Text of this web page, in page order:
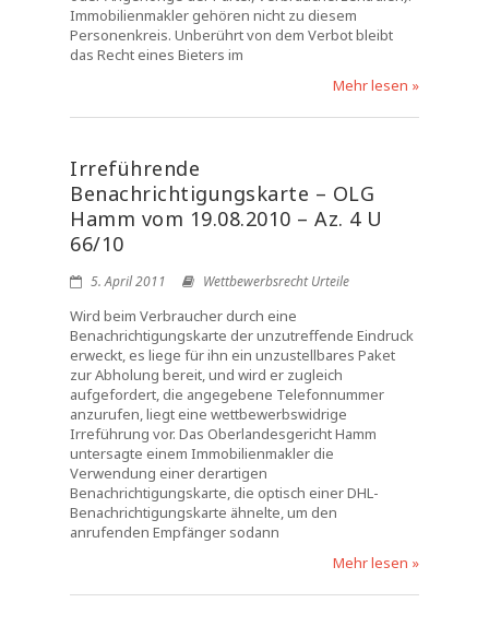
Immobilienmakler gehören nicht zu diesem
Personenkreis. Unberührt von dem Verbot bleibt
das Recht eines Bieters im
Mehr lesen »
Irreführende
Benachrichtigungskarte – OLG
Hamm vom 19.08.2010 – Az. 4 U
66/10
5. April 2011 Wettbewerbsrecht Urteile
Wird beim Verbraucher durch eine
Benachrichtigungskarte der unzutreffende Eindruck
erweckt, es liege für ihn ein unzustellbares Paket
zur Abholung bereit, und wird er zugleich
aufgefordert, die angegebene Telefonnummer
anzurufen, liegt eine wettbewerbswidrige
Irreführung vor. Das Oberlandesgericht Hamm
untersagte einem Immobilienmakler die
Verwendung einer derartigen
Benachrichtigungskarte, die optisch einer DHL-
Benachrichtigungskarte ähnelte, um den
anrufenden Empfänger sodann
Mehr lesen »